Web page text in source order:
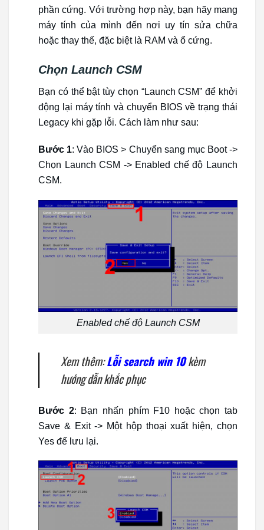
phần cứng. Với trường hợp này, bạn hãy mang
máy tính của mình đến nơi uy tín sửa chữa
hoặc thay thế, đặc biệt là RAM và ổ cứng.
Chọn Launch CSM
Bạn có thể bật tùy chọn “Launch CSM” để khởi
động lại máy tính và chuyển BIOS về trạng thái
Legacy khi gặp lỗi. Cách làm như sau:
Bước 1: Vào BIOS > Chuyển sang mục Boot ->
Chọn Launch CSM -> Enabled chế độ Launch
CSM.
Enabled chế độ Launch CSM
Xem thêm:Lỗi search win 10kèm
hướng dẫn khắc phục
Bước 2: Bạn nhấn phím F10 hoặc chọn tab
Save & Exit -> Một hộp thoại xuất hiện, chọn
Yes để lưu lại.